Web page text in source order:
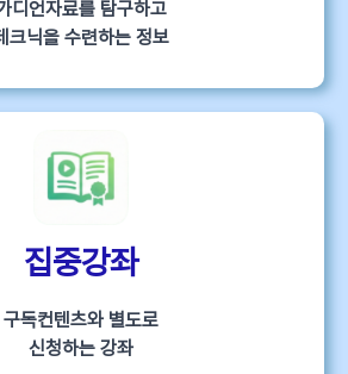
디언자료를 탐구하고
크닉을 수련하는 정보
집중강좌
구독컨텐츠와 별도로
신청하는 강좌